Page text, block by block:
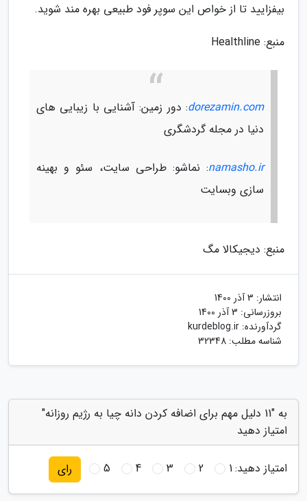
بیفزایید تا از خواص این سوپر فود طبیعی بهره مند شوید.
منبع: Healthline
dorezamin.com: دور زمین: آشنایی با زیبایی های
دنیا در مجله گردشگری
namasho.ir: نماشو: طراحی سایت، سئو و بهینه
سازی وبسایت
منبع: دیجیکالا مگ
انتشار: 3 آذر 1400
بروزرسانی: 3 آذر 1400
گردآورنده: kurdeblog.ir
شناسه مطلب: 32348
به "11 دلیل مهم برای اضافه کردن دانه چیا به رژیم روزانه"
امتیاز دهید
امتیاز دهید:1
2
3
4
5 رای